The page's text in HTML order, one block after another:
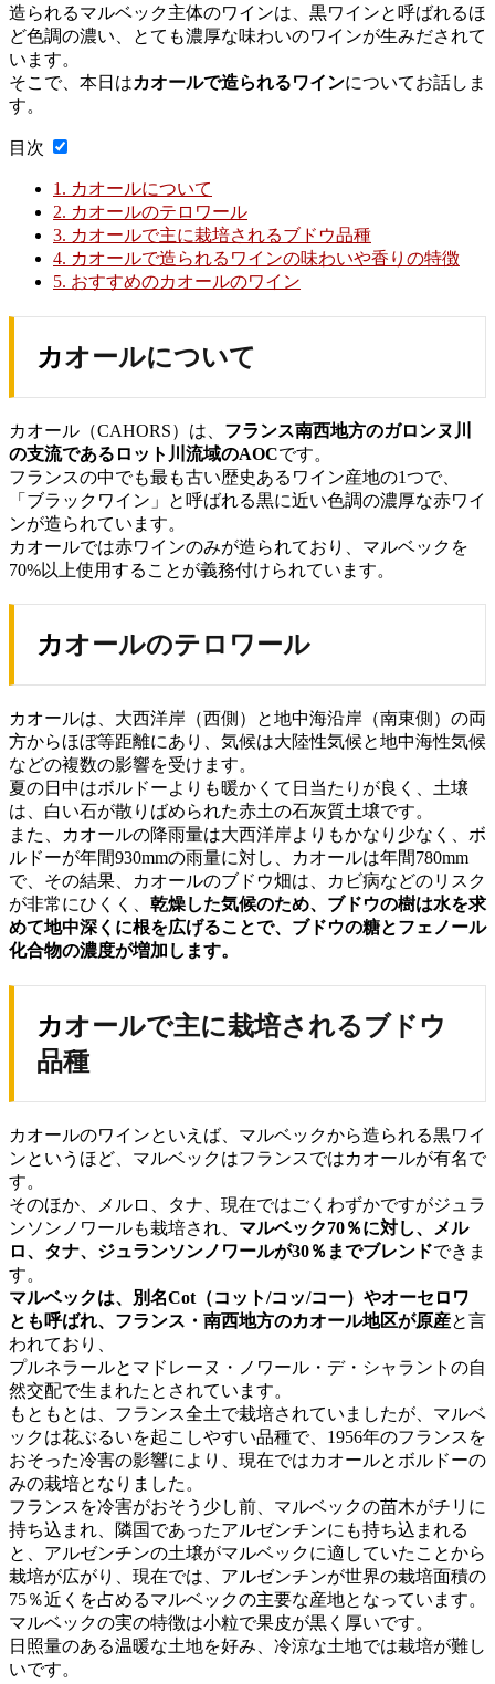
造られるマルベック主体のワインは、黒ワインと呼ばれるほ
ど色調の濃い、とても濃厚な味わいのワインが生みだされて
います。
そこで、本日はカオールで造られるワインについてお話しま
す。
目次
1. カオールについて
2. カオールのテロワール
3. カオールで主に栽培されるブドウ品種
4. カオールで造られるワインの味わいや香りの特徴
5. おすすめのカオールのワイン
カオールについて
カオール（CAHORS）は、 フランス南西地方のガロンヌ川
の支流であるロット川流域のAOCです。
フランスの中でも最も古い歴史あるワイン産地の1つで、
「ブラックワイン」と呼ばれる黒に近い色調の濃厚な赤ワイ
ンが造られています。
カオールでは赤ワインのみが造られており、マルベックを
70%以上使用することが義務付けられています。
カオールのテロワール
カオールは、大西洋岸（西側）と地中海沿岸（南東側）の両
方からほぼ等距離にあり、気候は大陸性気候と地中海性気候
などの複数の影響を受けます。
夏の日中はボルドーよりも暖かくて日当たりが良く、土壌
は、白い石が散りばめられた赤土の石灰質土壌です。
また、カオールの降雨量は大西洋岸よりもかなり少なく、ボ
ルドーが年間930mmの雨量に対し、カオールは年間780mm
で、その結果、カオールのブドウ畑は、カビ病などのリスク
が非常にひくく、 乾燥した気候のため、ブドウの樹は水を求
めて地中深くに根を広げることで、 ブドウの糖とフェノール
化合物の濃度が増加します。
カオールで主に栽培されるブドウ
品種
カオールのワインといえば、マルベックから造られる黒ワイ
ンというほど、マルベックはフランスではカオールが有名で
す。
そのほか、メルロ、タナ、現在ではごくわずかですがジュラ
ンソンノワールも栽培され、 マルベック70％に対し、メル
ロ、タナ、ジュランソンノワールが30％までブレンドできま
す。
マルベックは、別名Cot（コット/コッ/コー）やオーセロワ
とも呼ばれ、 フランス・南西地方のカオール地区が原産と言
われており、
プルネラールとマドレーヌ・ノワール・デ・シャラントの自
然交配で生まれたとされています。
もともとは、フランス全土で栽培されていましたが、マルベ
ックは花ぶるいを起こしやすい品種で、1956年のフランスを
おそった冷害の影響により、現在ではカオールとボルドーの
みの栽培となりました。
フランスを冷害がおそう少し前、マルベックの苗木がチリに
持ち込まれ、隣国であったアルゼンチンにも持ち込まれる
と、アルゼンチンの土壌がマルベックに適していたことから
栽培が広がり、現在では、アルゼンチンが世界の栽培面積の
75％近くを占めるマルベックの主要な産地となっています。
マルベックの実の特徴は小粒で果皮が黒く厚いです。
日照量のある温暖な土地を好み、冷涼な土地では栽培が難し
いです。